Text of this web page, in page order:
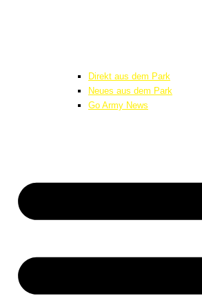
Direkt aus dem Park
Neues aus dem Park
Go Army News